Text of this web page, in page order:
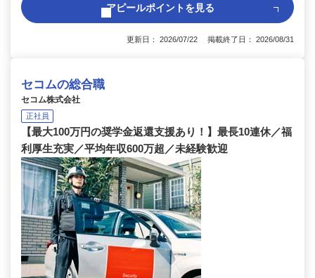
アピールポイントを見る
更新日： 2026/07/22 掲載終了日： 2026/08/31
セコムの総合職
セコム株式会社
正社員
【最大100万円の奨学金返還支援あり！】最長10連休／福
利厚生充実／平均年収600万超／未経験歓迎